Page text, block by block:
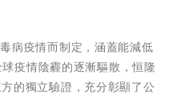
病疫情而制定，涵蓋能減低
疫情陰霾的逐漸驅散，恒隆
的獨立驗證，充分彰顯了公